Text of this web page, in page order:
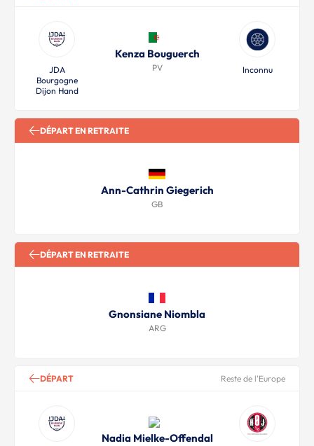
JDA
Bourgogne
Dijon Hand
Kenza Bouguerch
PV Inconnu
DÉPART EN RETRAITE
Ann-Cathrin Giegerich
GB
DÉPART EN RETRAITE
Gnonsiane Niombla
ARG
DÉPART Reste de l'Europe
Nadia Mielke-Offendal